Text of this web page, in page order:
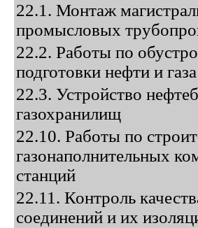
22.1. Монтаж
промысловых
22.2. Работы по
подготовки нефти и
22.3. Устройство
газохранилищ
22.10. Работы по
газонаполнительных
станций
22.11. Контроль
соединений и их